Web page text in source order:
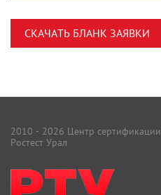
СКАЧАТЬ БЛАНК ЗАЯВКИ
2010 - 2026 Центр сертификации
Ростест Урал